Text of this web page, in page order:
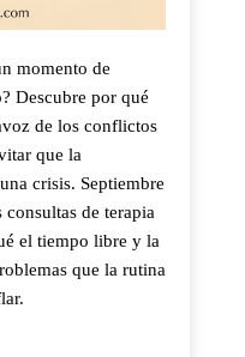
momento de
Descubre por qué
de los conflictos
que la
crisis. Septiembre
consultas de terapia
el tiempo libre y la
que la rutina